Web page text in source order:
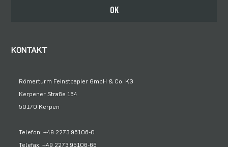
OK
KONTAKT
Römerturm Feinstpapier GmbH & Co. KG
Kerpener Straße 154
50170 Kerpen
Telefon: +49 2273 95106-0
Telefax: +49 2273 95106-66